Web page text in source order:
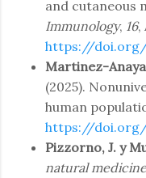
and cutaneous
Immunology, 16,
https://doi.org/
Martinez-
(2025).
human
https://doi.org/
Pizzorno, J. y
natural medicine